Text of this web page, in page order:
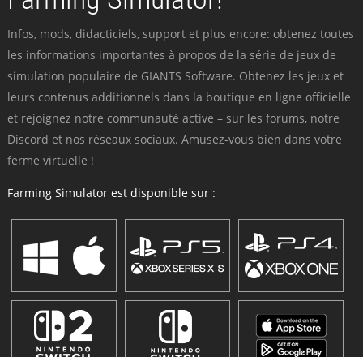
Infos, mods, didacticiels, support et plus encore: obtenez toutes
les informations importantes à propos de la série de jeux de
simulation populaire de GIANTS Software. Obtenez les jeux et
leurs contenus additionnels dans la boutique en ligne officielle
et rejoignez notre communauté active – sur les forums, notre
Discord et nos réseaux sociaux. Amusez-vous bien dans votre
ferme virtuelle !
Farming Simulator est disponible sur :